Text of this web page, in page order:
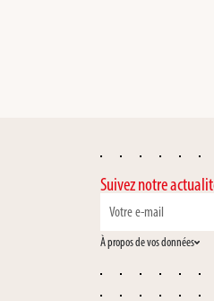
Suivez notre
À propos de vos données